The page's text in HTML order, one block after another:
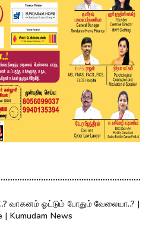
வாகனம் ஓட்டும் போதும் வேலையா..? |
| Kumudam News